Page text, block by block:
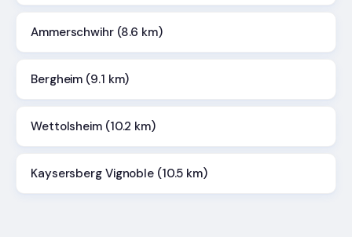
Ammerschwihr (8.6 km)
Bergheim (9.1 km)
Wettolsheim (10.2 km)
Kaysersberg Vignoble (10.5 km)